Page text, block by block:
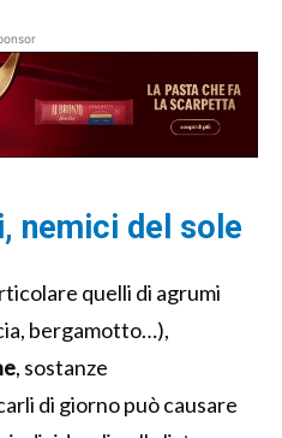
nemici del sole
quelli di agrumi
bergamotto…),
, sostanze
di giorno può causare